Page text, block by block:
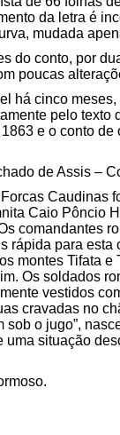
da letra é
mudada
do conto, por
poucas
há cinco
pelo
e o conto
de Assis –
Caudinas
Caio Pôncio
comandantes
rápida para
montes Tifata
Os soldados
vestidos
cravadas no
sob o jugo”,
uma situação